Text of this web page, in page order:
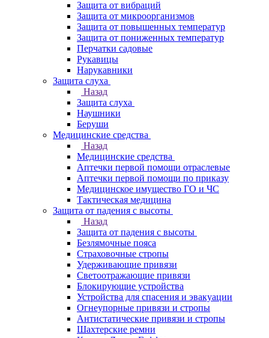
Защита от вибраций
Защита от микроорганизмов
Защита от повышенных температур
Защита от пониженных температур
Перчатки садовые
Рукавицы
Нарукавники
Защита слуха
Назад
Защита слуха
Наушники
Беруши
Медицинские средства
Назад
Медицинские средства
Аптечки первой помощи отраслевые
Аптечки первой помощи по приказу
Медицинское имущество ГО и ЧС
Тактическая медицина
Защита от падения с высоты
Назад
Защита от падения с высоты
Безлямочные пояса
Страховочные стропы
Удерживающие привязи
Светоотражающие привязи
Блокирующие устройства
Устройства для спасения и эвакуации
Огнеупорные привязи и стропы
Антистатические привязи и стропы
Шахтерские ремни